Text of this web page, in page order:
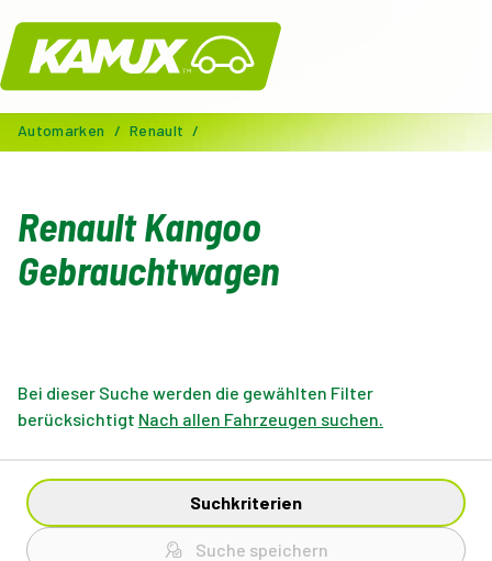
Kamux
Automarken / Renault /
Renault Kangoo
Gebrauchtwagen
Bei dieser Suche werden die gewählten Filter
berücksichtigt Nach allen Fahrzeugen suchen.
Suchkriterien
Suche speichern